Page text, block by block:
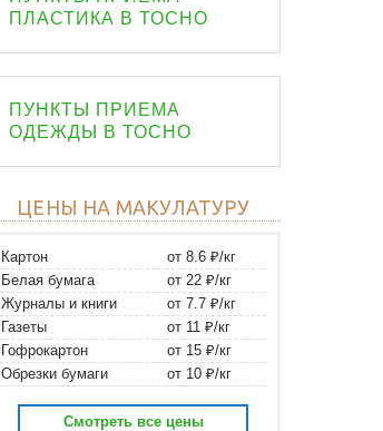
ПЛАСТИКА В ТОСНО
ПУНКТЫ ПРИЕМА
ОДЕЖДЫ В ТОСНО
ЦЕНЫ НА МАКУЛАТУРУ
Картон
от 8.6 ₽/кг
Белая бумага
от 22 ₽/кг
Журналы и книги
от 7.7 ₽/кг
Газеты
от 11 ₽/кг
Гофрокартон
от 15 ₽/кг
Обрезки бумаги
от 10 ₽/кг
Смотреть все цены